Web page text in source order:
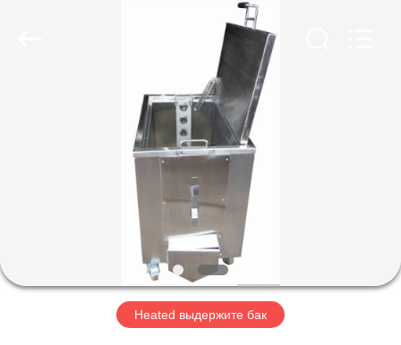
ПРОДУКТЫ
ШОУ
Heated выдержите бак